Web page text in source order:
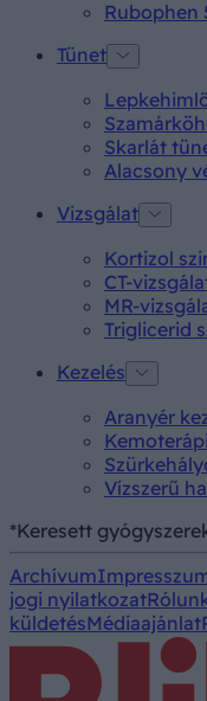
Rubophen
Tünet
Skarlát
Alacsony
Vizsgálat
Kortizol
CT-
MR-
Triglicerid
Kezelés
Aranyér
Vízszerű
*Keresett
Archívum
jogi nyilatkozat
küldetésMédiaajánlat